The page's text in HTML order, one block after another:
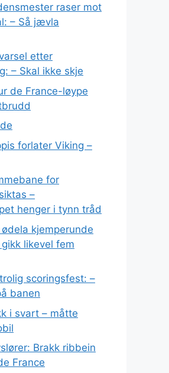
raser mot
– Så jævla
etter
– Skal ikke skje
de France-løype
forlater Viking –
for
–
henger i tynn tråd
kjemperunde
likevel fem
scoringsfest: –
banen
i svart – måtte
Brakk ribbein
France